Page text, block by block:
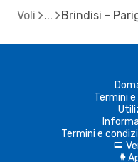
Voli Brindisi -
Termini
Termini e
d
A